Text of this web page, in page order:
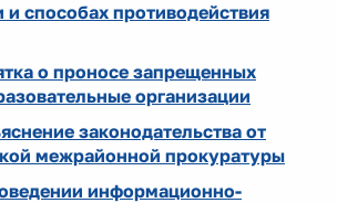
и способах противодействия
о проносе запрещенных
организации
законодательства от
межрайонной прокуратуры
информационно-